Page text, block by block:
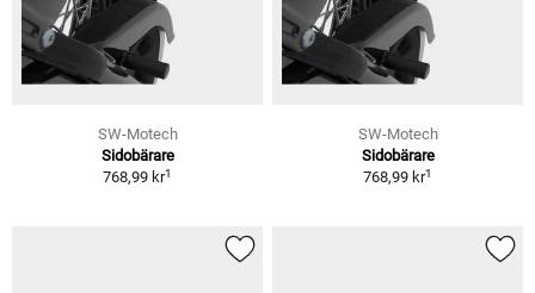
SW-Motech
Sidobärare
768,99 kr1
SW-Motech
Sidobärare
768,99 kr1